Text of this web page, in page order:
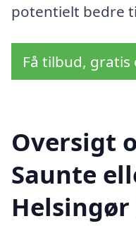
potentielt bedre
Få tilbud,
Oversigt
Saunte